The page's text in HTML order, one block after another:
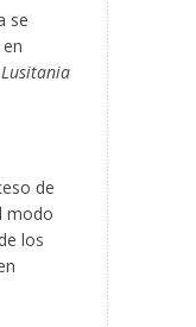
se
Lusitania
de
modo
los